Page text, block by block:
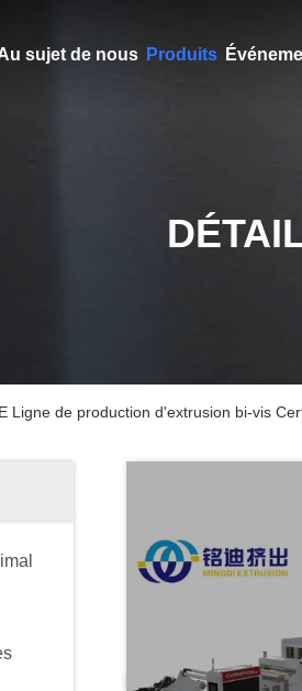
sujet de nous Produits
Ligne de production d'extrusion bi-vis